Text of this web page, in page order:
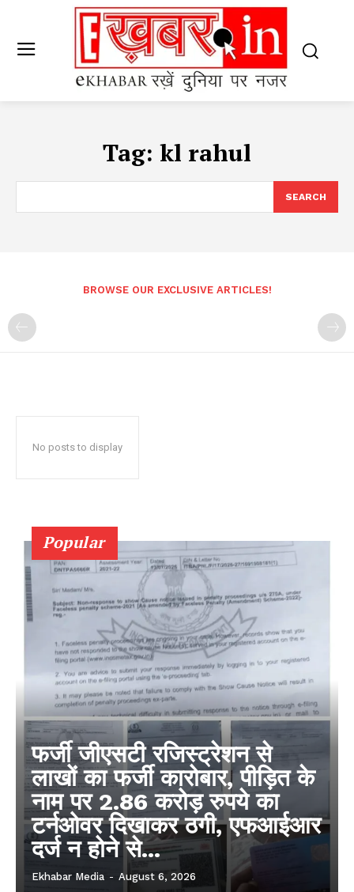
Tag: kl rahul
SEARCH
BROWSE OUR EXCLUSIVE ARTICLES!
No posts to display
Popular
फर्जी जीएसटी रजिस्ट्रेशन से
लाखों का फर्जी कारोबार, पीड़ित के
नाम पर 2.86 करोड़ रुपये का
टर्नओवर दिखाकर ठगी, एफआईआर
दर्ज न होने से...
Ekhabar Media - August 6, 2026